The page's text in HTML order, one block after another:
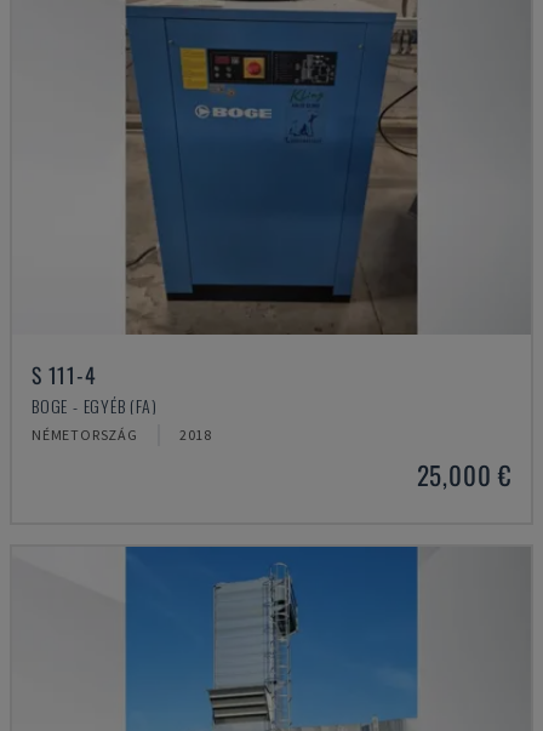
S 111-4
BOGE - EGYÉB (FA)
NÉMETORSZÁG 2018
25,000 €